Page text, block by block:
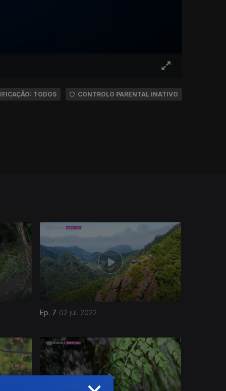
TODOS CONTROLO PARENTAL INATIVO
Ep. 7 02 jul. 2022